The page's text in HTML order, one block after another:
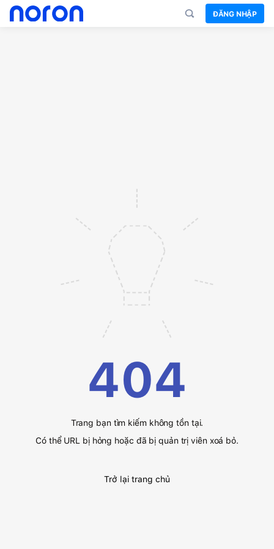
ĐĂNG NHẬP
404
Trang bạn tìm kiếm không tồn tại.
Có thể URL bị hỏng hoặc đã bị quản trị viên xoá bỏ.
Trở lại trang chủ